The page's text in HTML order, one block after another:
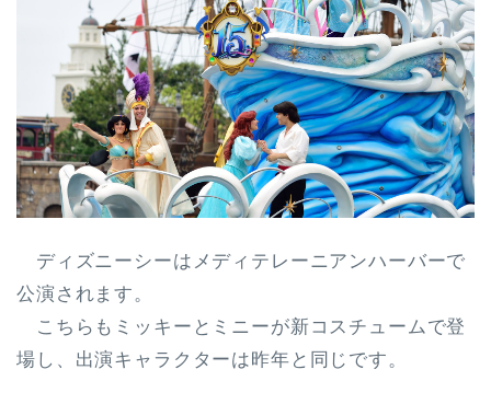
ディズニーシーはメディテレーニアンハーバーで
公演されます。
こちらも ミッキーとミニーが新コスチューム で登
場し、 出演キャラクターは昨年と同じ です。